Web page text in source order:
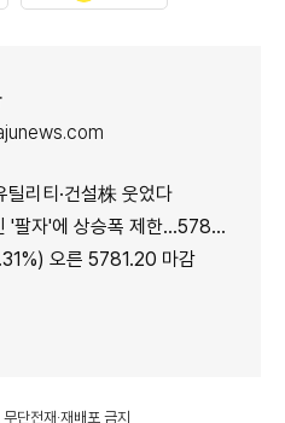
리티·건설株 웃었다
'에 상승폭 제한…5780선 마감
오른 5781.20 마감
단전재·재배포 금지